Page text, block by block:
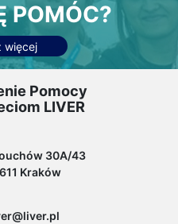
POMÓC?
więcej
Pomocy
LIVER
30A/43
Kraków